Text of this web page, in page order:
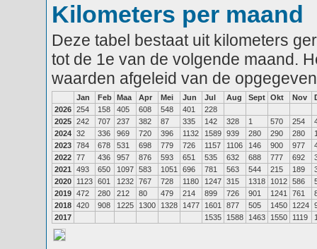
Kilometers per maand
Deze tabel bestaat uit kilometers
tot de 1e van de volgende maand.
waarden afgeleid van de
Jan Feb Maa Apr Mei Jun Jul Aug Sept Okt Nov
2026 254 158 405 608 548 401
228
2025 242 707 237 382 87 335 142 328 1 570 254
2024 32 336 969 720 396 1132 1589 939 280 290 280
2023 784 678 531 698 779 726 1157 1106 146 900 977
2022 77 436 957 876 593 651 535 632 688 777 692
2021
493 650 1097 583 1051 696 781 563 544 215 189
2020
1123 601 1232 767 728 1180 1247 315 1318 1012 586
2019 472 280 212 80 479 214 899 726 901 1241 761
2018 420 908 1225 1300 1328 1477 1601 877 505 1450 1224
2017
1535 1588 1463 1550 1119